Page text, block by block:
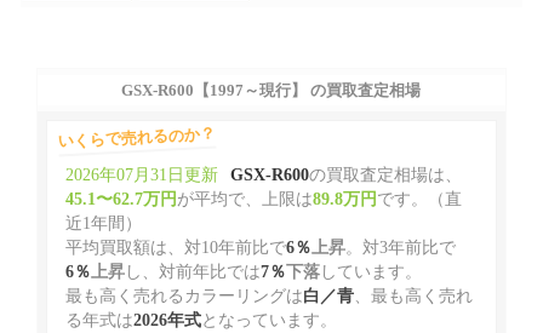
GSX-R600【1997～現行】 の買取査定相場
いくらで売れるのか？
2026年07月31日更新 GSX-R600の買取査定相場は、
45.1〜62.7万円 が平均で、上限は89.8万円 です。（直
近1年間）
平均買取額は、対10年前比で6％ 上昇。対3年前比で
6％ 上昇し、対前年比では7％下落しています。
最も高く売れるカラーリングは白／青、最も高く売れ
る年式は2026年式となっています。